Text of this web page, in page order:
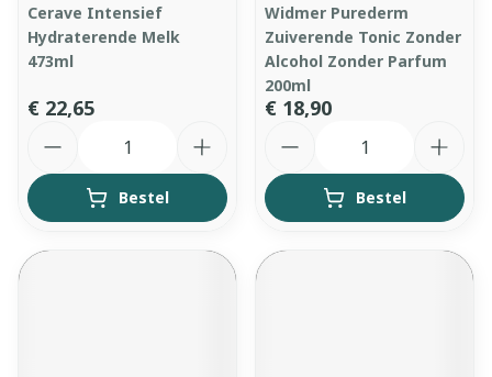
Cerave Intensief
Hydraterende Melk
473ml
€ 22,65
Bestel
Widmer Purederm
Zuiverende Tonic Zonder
Alcohol Zonder Parfum
200ml
€ 18,90
Bestel